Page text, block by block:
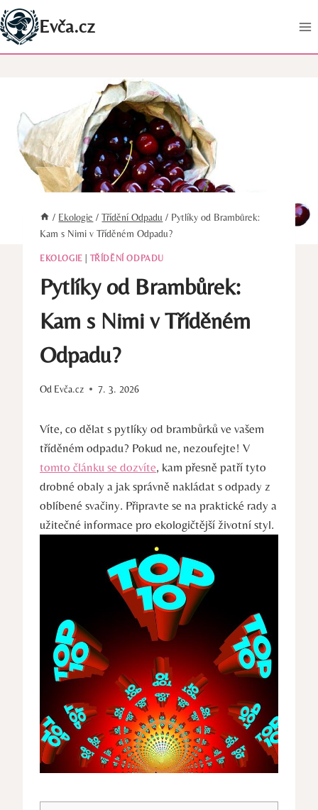
Přeskočit
na
obsah
Evča.cz
/ Ekologie / Třídění Odpadu / Pytlíky od Brambůrek:
Kam s Nimi v Tříděném Odpadu?
EKOLOGIE TŘÍDĚNÍ ODPADU
Pytlíky od Brambůrek:
Kam s Nimi v Tříděném
Odpadu?
Od Evča.cz 7. 3. 2026
Víte, co dělat s pytlíky od brambůrků ve vašem
tříděném odpadu? Pokud ne, nezoufejte! V
tomto článku se dozvíte, kam přesně patří tyto
drobné obaly a jak správně nakládat s odpady z
oblíbené svačiny. Připravte se na praktické rady a
užitečné informace pro ekologičtější životní styl.